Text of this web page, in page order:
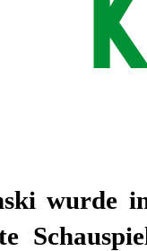
wurde